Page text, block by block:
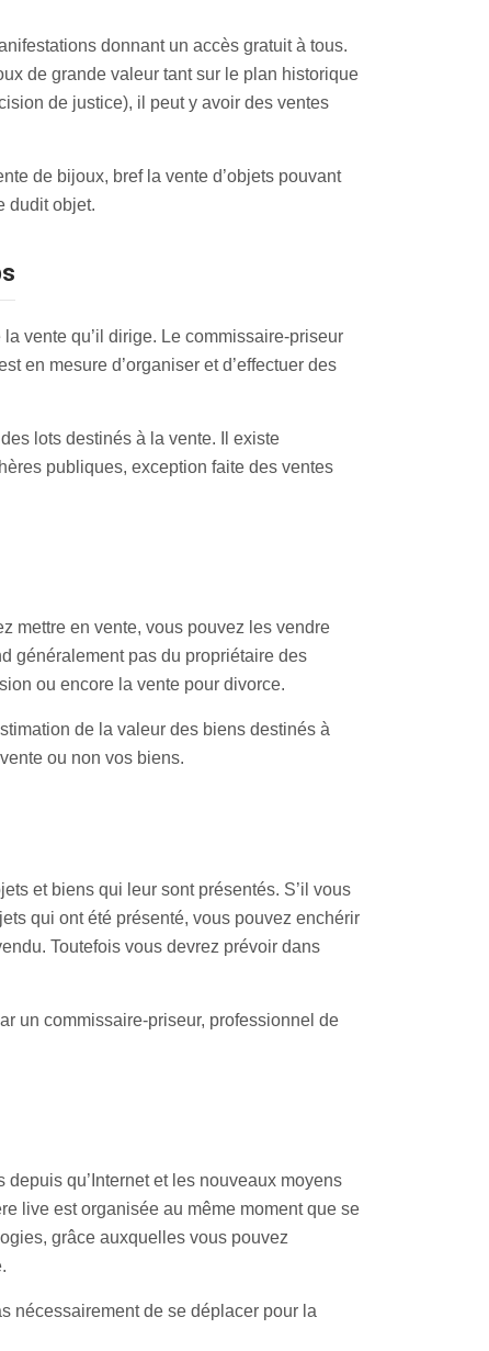
donnant un accès gratuit à tous.
de grande valeur tant sur le plan historique
de justice), il peut y avoir des ventes
de bijoux, bref la vente d’objets pouvant
dudit objet.
vente qu’il dirige. Le commissaire-priseur
en mesure d’organiser et d’effectuer des
lots destinés à la vente. Il existe
publiques, exception faite des ventes
mettre en vente, vous pouvez les vendre
généralement pas du propriétaire des
ou encore la vente pour divorce.
de la valeur des biens destinés à
ou non vos biens.
et biens qui leur sont présentés. S’il vous
qui ont été présenté, vous pouvez enchérir
Toutefois vous devrez prévoir dans
un commissaire-priseur, professionnel de
qu’Internet et les nouveaux moyens
live est organisée au même moment que se
grâce auxquelles vous pouvez
nécessairement de se déplacer pour la